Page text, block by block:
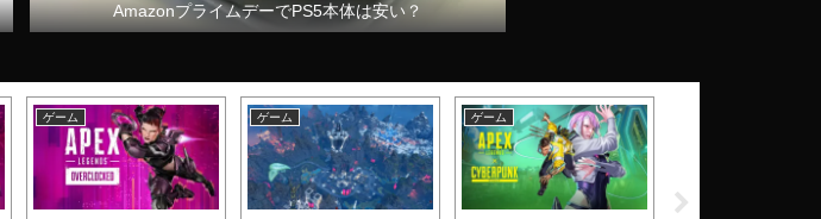
AmazonプライムデーでPS5本体は安い？
ゲーム ゲーム ゲーム